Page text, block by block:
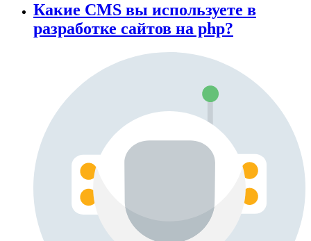
Какие СMS вы используете в
разработке сайтов на php?